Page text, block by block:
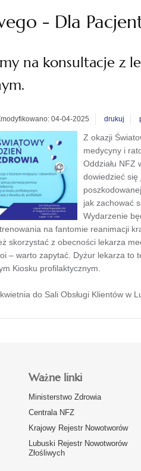
- Dla
na konsultacje z
04-04-2025 drukuj
Z okazji
medycyny i
Oddziału NFZ
dowiedzieć się
jak zachować
Wydarzenie
na fantomie reanimacji
skorzystać z obecności lekarza
– warto zapytać. Dyżur lekarza to
Kiosku profilaktycznym.
do Sali Obsługi Klientów w
Ważne linki
Ministerstwo Zdrowia
Centrala NFZ
Krajowy Rejestr Nowotworów
Lubuski Rejestr Nowotworów
Złośliwych